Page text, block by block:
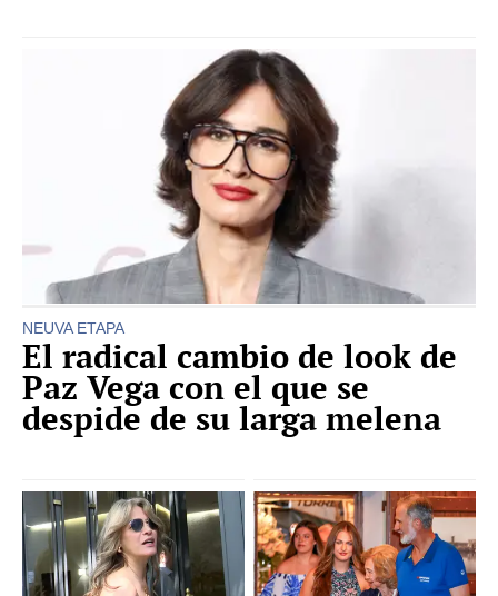
NEUVA ETAPA
El radical cambio de look de
Paz Vega con el que se
despide de su larga melena